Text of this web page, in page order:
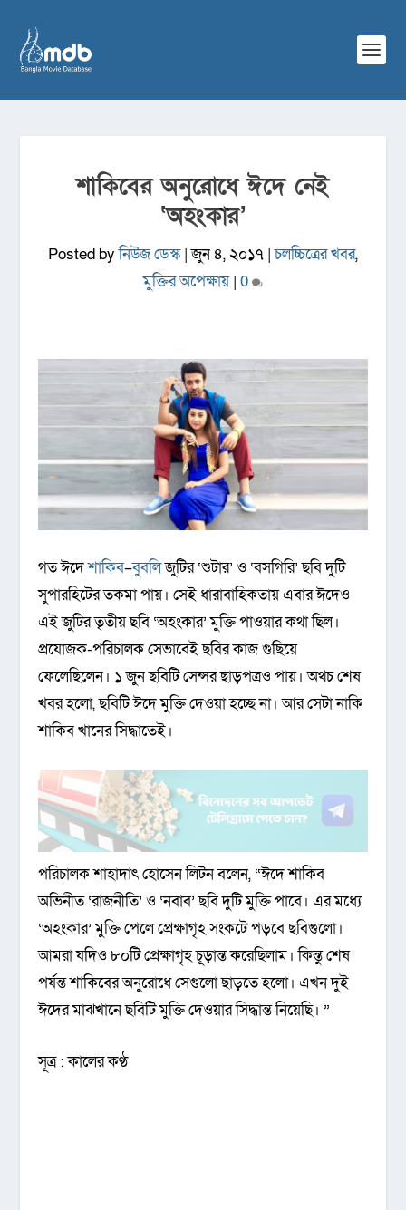
শাকিবের অনুরোধে ঈদে নেই
‘অহংকার’
Posted byনিউজ ডেস্ক|জুন ৪, ২০১৭ |চলচ্চিত্রের খবর,
মুক্তির অপেক্ষায়| 0
গত ঈদেশাকিব–বুবলিজুটির ‘শুটার’ ও ‘বসগিরি’ ছবি দুটি
সুপারহিটের তকমা পায়। সেই ধারাবাহিকতায় এবার ঈদেও
এই জুটির তৃতীয় ছবি ‘অহংকার’ মুক্তি পাওয়ার কথা ছিল।
প্রযোজক-পরিচালক সেভাবেই ছবির কাজ গুছিয়ে
ফেলেছিলেন। ১ জুন ছবিটি সেন্সর ছাড়পত্রও পায়। অথচ শেষ
খবর হলো, ছবিটি ঈদে মুক্তি দেওয়া হচ্ছে না। আর সেটা নাকি
শাকিব খানের সিদ্ধাতেই।
পরিচালক শাহাদাৎ হোসেন লিটন বলেন, “ঈদে শাকিব
অভিনীত ‘রাজনীতি’ ও ‘নবাব’ ছবি দুটি মুক্তি পাবে। এর মধ্যে
‘অহংকার’ মুক্তি পেলে প্রেক্ষাগৃহ সংকটে পড়বে ছবিগুলো।
আমরা যদিও ৮০টি প্রেক্ষাগৃহ চূড়ান্ত করেছিলাম। কিন্তু শেষ
পর্যন্ত শাকিবের অনুরোধে সেগুলো ছাড়তে হলো। এখন দুই
ঈদের মাঝখানে ছবিটি মুক্তি দেওয়ার সিদ্ধান্ত নিয়েছি। ”
সূত্র : কালের কণ্ঠ